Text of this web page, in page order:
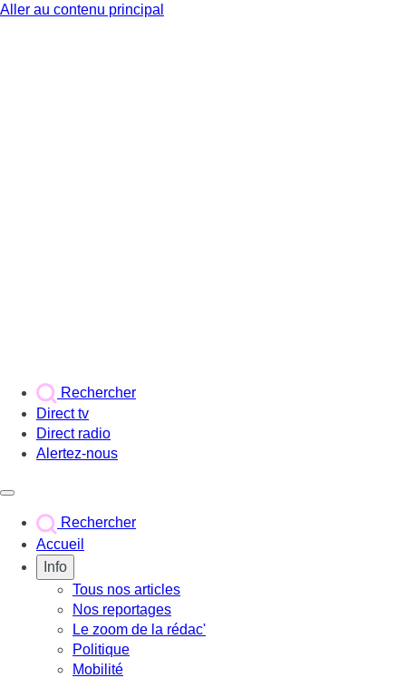
Aller au contenu principal
Rechercher
Direct tv
Direct radio
Alertez-nous
Rechercher
Accueil
Info
Tous nos articles
Nos reportages
Le zoom de la rédac'
Politique
Mobilité